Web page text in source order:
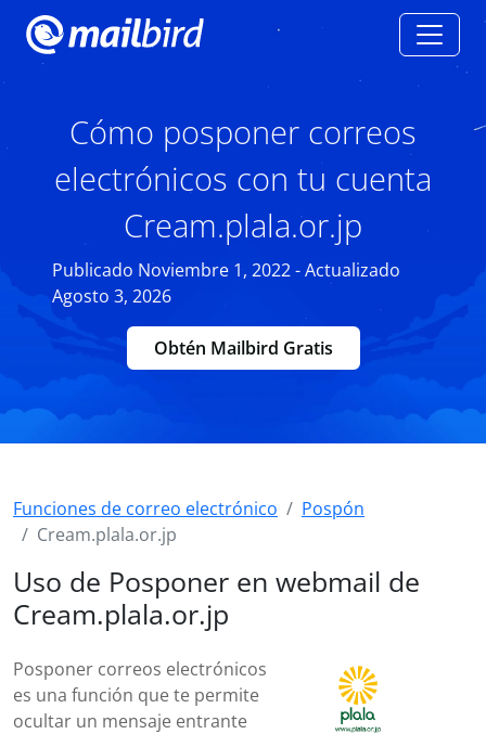
Cómo posponer correos
electrónicos con tu cuenta
Cream.plala.or.jp
Publicado Noviembre 1, 2022 - Actualizado
Agosto 3, 2026
Obtén Mailbird Gratis
Funciones de correo electrónico
Pospón
Cream.plala.or.jp
Uso de Posponer en webmail de
Cream.plala.or.jp
Posponer correos electrónicos
es una función que te permite
ocultar un mensaje entrante